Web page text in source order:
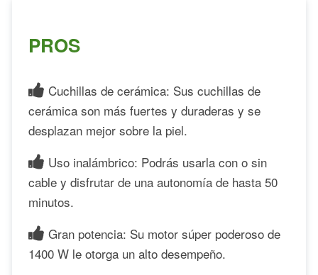
PROS
Cuchillas de cerámica: Sus cuchillas de
cerámica son más fuertes y duraderas y se
desplazan mejor sobre la piel.
Uso inalámbrico: Podrás usarla con o sin
cable y disfrutar de una autonomía de hasta 50
minutos.
Gran potencia: Su motor súper poderoso de
1400 W le otorga un alto desempeño.